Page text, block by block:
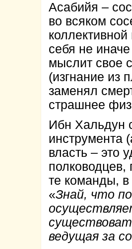
Асабийя –
во всяком
себя не иначе
мыслит свое
(изгнание из
заменял
страшнее
Ибн Хальдун
инструмента
власть – это
полководцев,
те команды,
«Знай, что
ведущая за